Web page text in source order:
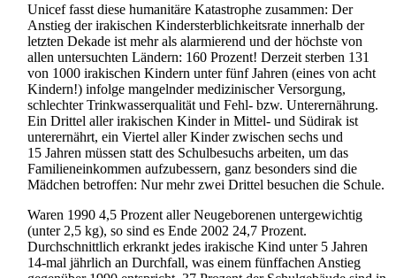
Unicef fasst diese humanitäre Katastrophe zusammen: Der
Anstieg der irakischen Kinder­sterblichkeits­rate innerhalb der
letzten Dekade ist mehr als alarmierend und der höchste von
allen untersuchten Ländern: 160 Prozent! Derzeit sterben 131
von 1000 irakischen Kindern unter fünf Jahren (eines von acht
Kindern!) infolge mangelnder medizinischer Versorgung,
schlechter Trinkwasserqualität und Fehl- bzw. Unter­ernährung.
Ein Drittel aller irakischen Kinder in Mittel- und Südirak ist
unterernährt, ein Viertel aller Kinder zwischen sechs und
15 Jahren müssen statt des Schulbesuchs arbeiten, um das
Familien­einkommen aufzubessern, ganz besonders sind die
Mädchen betroffen: Nur mehr zwei Drittel besuchen die Schule.
Waren 1990 4,5 Prozent aller Neugeborenen untergewichtig
(unter 2,5 kg), so sind es Ende 2002 24,7 Prozent.
Durchschnittlich erkrankt jedes irakische Kind unter 5 Jahren
14-mal jährlich an Durchfall, was einem fünffachen Anstieg